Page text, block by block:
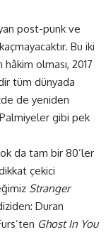
post-punk ve
Bu iki
hâkim olması, 2017
tüm dünyada
de yeniden
gibi pek
da tam bir 80’ler
çekici
Stranger
Duran
Ghost In You